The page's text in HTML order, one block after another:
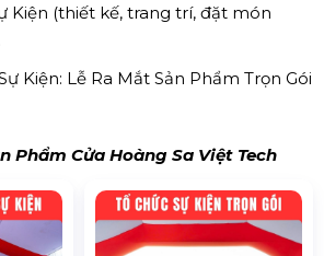
Kiện (thiết kế, trang trí, đặt món
Kiện: Lễ Ra Mắt Sản Phẩm Trọn Gói
Phẩm Cửa Hoàng Sa Việt Tech